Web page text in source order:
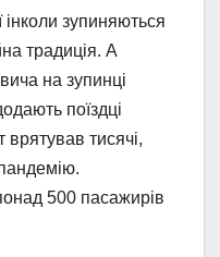
інколи зупиняються
традиція. А
на зупинці
поїздці
тисячі,
500 пасажирів